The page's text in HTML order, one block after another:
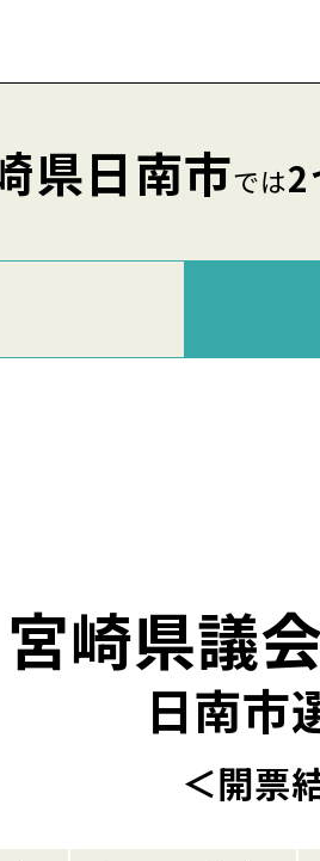
県日南市では2
宮崎県議
日南市
＜開票